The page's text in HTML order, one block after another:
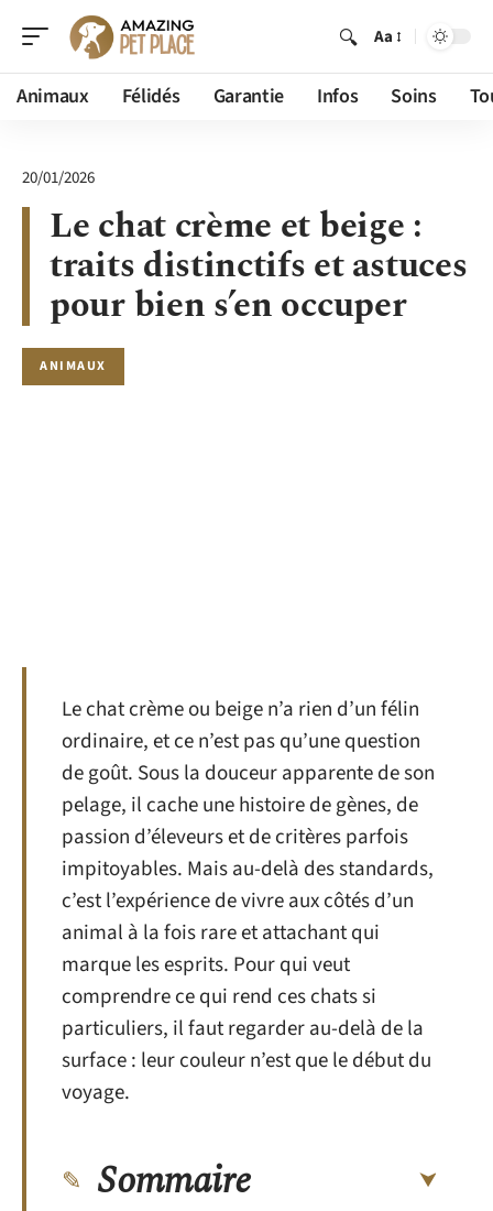
Aa
Animaux Félidés Garantie Infos Soins
20/01/2026
Le chat crème et beige :
traits distinctifs et astuces
pour bien s’en occuper
ANIMAUX
Le chat crème ou beige n’a rien d’un félin
ordinaire, et ce n’est pas qu’une question
de goût. Sous la douceur apparente de son
pelage, il cache une histoire de gènes, de
passion d’éleveurs et de critères parfois
impitoyables. Mais au-delà des standards,
c’est l’expérience de vivre aux côtés d’un
animal à la fois rare et attachant qui
marque les esprits. Pour qui veut
comprendre ce qui rend ces chats si
particuliers, il faut regarder au-delà de la
surface : leur couleur n’est que le début du
voyage.
Sommaire